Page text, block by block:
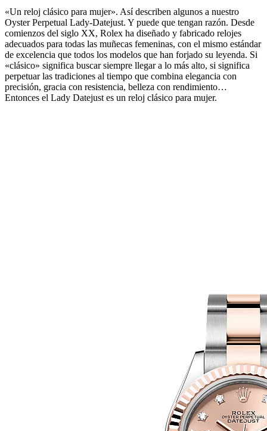
«Un reloj clásico para mujer». Así describen algunos a nuestro
Oyster Perpetual Lady-Datejust. Y puede que tengan razón. Desde
comienzos del siglo XX, Rolex ha diseñado y fabricado relojes
adecuados para todas las muñecas femeninas, con el mismo estándar
de excelencia que todos los modelos que han forjado su leyenda. Si
«clásico» significa buscar siempre llegar a lo más alto, si significa
perpetuar las tradiciones al tiempo que combina elegancia con
precisión, gracia con resistencia, belleza con rendimiento…
Entonces el Lady Datejust es un reloj clásico para mujer.